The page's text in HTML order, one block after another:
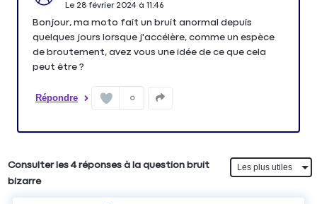
Le 28 février 2024à 11:46
Bonjour, ma moto fait un bruit anormal depuis
quelques jours lorsque j'accélère, comme un espèce
de broutement, avez vous une idée de ce que cela
peut être ?
Répondre 0
Consulter les 4 réponses à la question bruit
bizarre